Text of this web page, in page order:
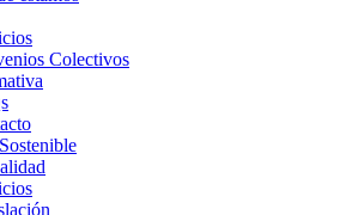
Colectivos